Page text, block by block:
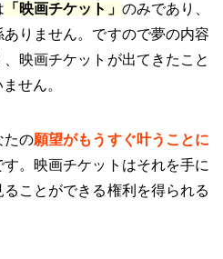
「映画チケット」 のみであり、
りません。ですので夢の内容
映画チケットが出てきたこと
せん。
たの願望がもうすぐ叶うことに
。映画チケットはそれを手に
ことができる権利を得られる